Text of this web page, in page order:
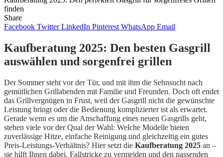
finden
Share
Facebook Twitter LinkedIn Pinterest WhatsApp Email
Kaufberatung 2025: Den besten Gasgrill
auswählen und sorgenfrei grillen
Der Sommer steht vor der Tür, und mit ihm die Sehnsucht nach
gemütlichen Grillabenden mit Familie und Freunden. Doch oft endet
das Grillvergnügen in Frust, weil der Gasgrill nicht die gewünschte
Leistung bringt oder die Bedienung komplizierter ist als erwartet.
Gerade wenn es um die Anschaffung eines neuen Gasgrills geht,
stehen viele vor der Qual der Wahl: Welche Modelle bieten
zuverlässige Hitze, einfache Reinigung und gleichzeitig ein gutes
Preis-Leistungs-Verhältnis? Hier setzt die Kaufberatung 2025 an –
sie hilft Ihnen dabei, Fallstricke zu vermeiden und den passenden